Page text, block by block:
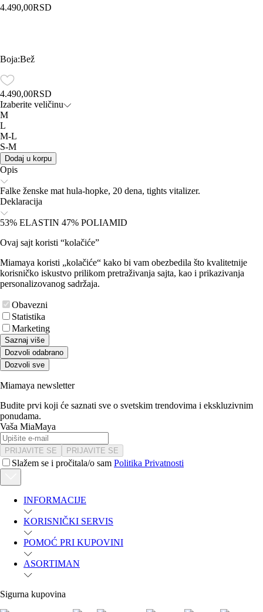
4.490,00RSD
Boja:Bež
4.490,00RSD
Izaberite veličinu
M
L
M-L
S-M
Dodaj u korpu
Opis
Falke ženske mat hula-hopke, 20 dena, tights vitalizer.
Deklaracija
53% ELASTIN 47% POLIAMID
Ovaj sajt koristi “kolačiće”
Miamaya koristi „kolačiće“ kako bi vam obezbedila što kvalitetnije
korisničko iskustvo prilikom pretraživanja sajta, kao i prikazivanja
personalizovanog sadržaja.
Obavezni
Statistika
Marketing
Saznaj više
Dozvoli odabrano
Dozvoli sve
Miamaya newsletter
Budite prvi koji će saznati sve o svetskim trendovima i ekskluzivnim
ponudama.
Vaša MiaMaya
PRIJAVITE SE PRIJAVITE SE
Slažem se i pročitala/o sam Politika Privatnosti
INFORMACIJE
KORISNIČKI SERVIS
POMOĆ PRI KUPOVINI
ASORTIMAN
Sigurna kupovina